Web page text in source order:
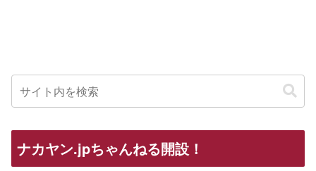
ナカヤン.jpちゃんねる開設！